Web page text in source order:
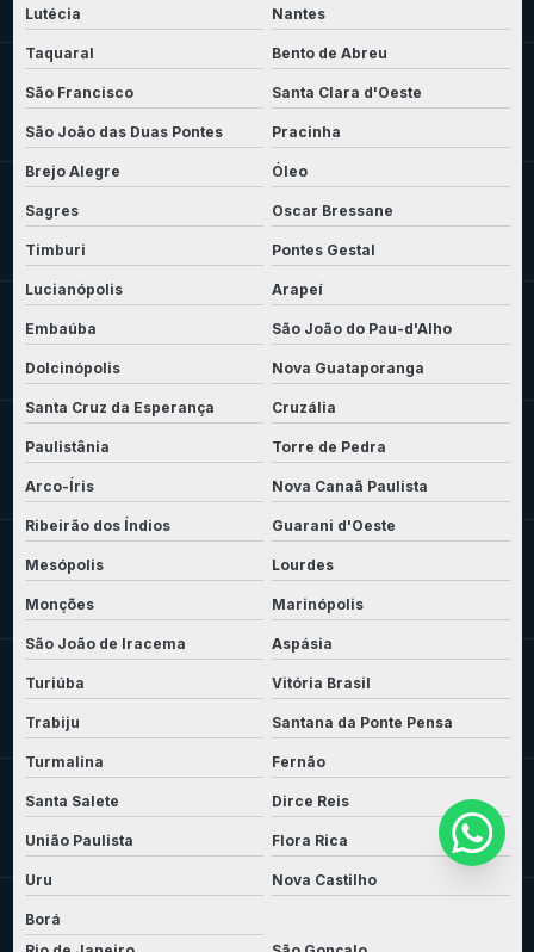
Lutécia Nantes
Taquaral Bento de Abreu
São Francisco Santa Clara d'Oeste
São João das Duas Pontes Pracinha
Brejo Alegre Óleo
Sagres Oscar Bressane
Timburi Pontes Gestal
Lucianópolis Arapeí
Embaúba São João do Pau-d'Alho
Dolcinópolis Nova Guataporanga
Santa Cruz da Esperança Cruzália
Paulistânia Torre de Pedra
Arco-Íris Nova Canaã Paulista
Ribeirão dos Índios Guarani d'Oeste
Mesópolis Lourdes
Monções Marinópolis
São João de Iracema Aspásia
Turiúba Vitória Brasil
Trabiju Santana da Ponte Pensa
Turmalina Fernão
Santa Salete Dirce Reis
União Paulista Flora Rica
Uru Nova Castilho
Borá